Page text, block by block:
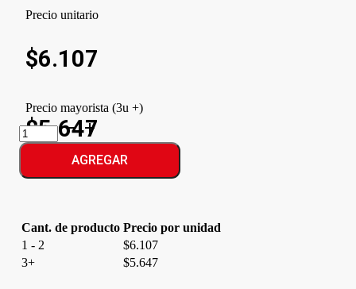
Precio unitario
$6.107
Precio mayorista (3u +)
$5.647
PREMIUM
WHISKY
ET.NEGRAAGREGAR
Cant. de producto Precio por unidad
1 - 2
$6.107
3+
$5.647